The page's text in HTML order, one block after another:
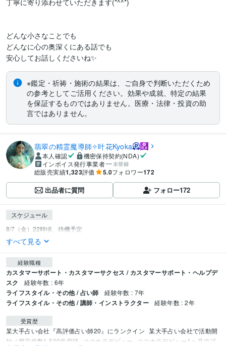
丁寧に寄り添わせていただきます(*^^*)
どんな小さなことでも
どんなに心の奥深くにある話でも
安心してお話しくださいね✨
※鑑定・祈祷・施術の結果は、ご自身で判断いただくため
の参考としてご活用ください。効果や成就、特定の結果
を保証するものではありません。医療・法律・投資の助
言ではありません。
翡翠の精霊魔導師✧叶花Kyoka
本人確認
機密保持契約(NDA)
インボイス発行事業者
未登録
総販売実績1,323評価 5.0フォロワー172
出品者に質問 フォロー172
スケジュール
すべて見る
経験職種
カスタマーサポート・カスタマーサクセス / カスタマーサポート・ヘルプデ
スク
経験年数 : 6年
ライフスタイル・その他 / 占い師 経験年数 : 7年
ライフスタイル・その他 / 講師・インストラクター 経験年数 : 2年
受賞歴
某大手占い会社『高評価占い師20』にランクイン 某大手占い会社で活動開
始／鑑定件数1,500件突破
ココナラデビュー
ココナラデビュー1ヶ月でプ